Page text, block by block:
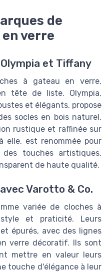
de
verre
et Tiffany
à gateau en verre,
tête de liste. Olympia,
et élégants, propose
socles en bois naturel,
rustique et raffinée sur
elle, est renommée pour
touches artistiques,
de haute qualité.
Varotto & Co.
variée de cloches à
et praticité. Leurs
épurés, avec des lignes
verre décoratif. Ils sont
mettre en valeur leurs
touche d'élégance à leur